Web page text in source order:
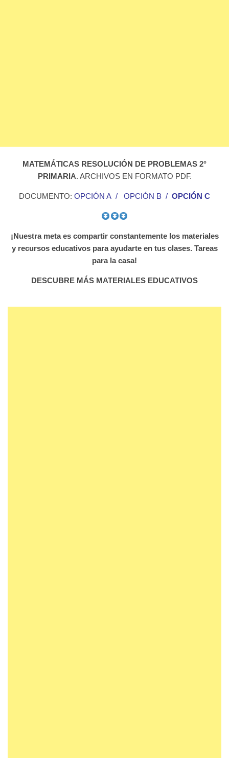
MATEMÁTICAS RESOLUCIÓN DE PROBLEMAS 2°
PRIMARIA. ARCHIVOS EN FORMATO PDF.
DOCUMENTO: OPCIÓN A / OPCIÓN B / OPCIÓN C
¡Nuestra meta es compartir constantemente los materiales
y recursos educativos para ayudarte en tus clases. Tareas
para la casa!
DESCUBRE MÁS MATERIALES EDUCATIVOS